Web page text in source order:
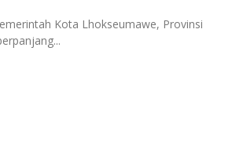
Kota Lhokseumawe, Provinsi